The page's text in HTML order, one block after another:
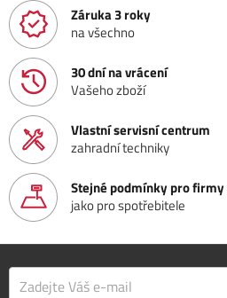
Záruka 3 roky
na všechno
30 dní na vrácení
Vašeho zboží
Vlastní servisní centrum
zahradní techniky
Stejné podmínky pro firmy
jako pro spotřebitele